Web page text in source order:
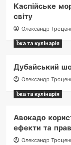
Каспійське
світу
Олександр
Їжа та кулінарія
Дубайський
Олександр
Їжа та кулінарія
Авокадо
ефекти та
Олександр